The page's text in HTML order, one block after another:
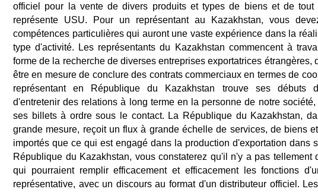
officiel pour la vente de divers produits et types de biens et de tout
représente USU. Pour un représentant au Kazakhstan, vous
compétences particulières qui auront une vaste expérience dans la
type d'activité. Les représentants du Kazakhstan commencent à
forme de la recherche de diverses entreprises exportatrices étrangères,
être en mesure de conclure des contrats commerciaux en termes de
représentant en République du Kazakhstan trouve ses débuts
d'entretenir des relations à long terme en la personne de notre
ses billets à ordre sous le contact. La République du Kazakhstan,
grande mesure, reçoit un flux à grande échelle de services, de biens
importés que ce qui est engagé dans la production d'exportation dans
République du Kazakhstan, vous constaterez qu'il n'y a pas tellement
qui pourraient remplir efficacement et efficacement les fonctions
représentative, avec un discours au format d'un distributeur officiel.